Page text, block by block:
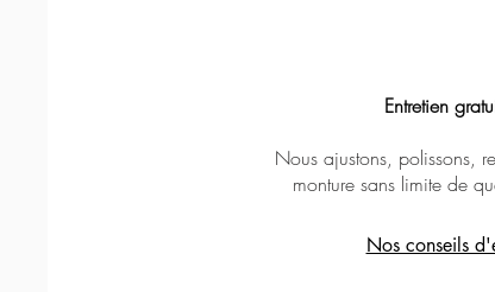
Entretien
Nous ajustons, polissons,
monture sans limite de
Nos conseils